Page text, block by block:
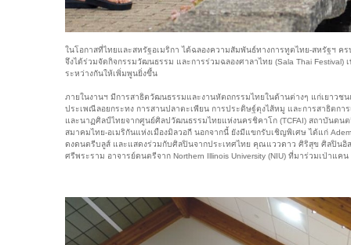
ในโอกาสที่ไทยและสหรัฐอเมริกา ได้ฉลองความสัมพันธ์ทางการทูตไทย-สหรัฐฯ
จึงได้ร่วมจัดกิจกรรมวัฒนธรรม และการร่วมฉลองศาลาไทย (Sala Thai
ระหว่างกันให้เพิ่มพูนยิ่งขึ้น
ภายในงานฯ มีการสาธิตวัฒนธรรมและงานหัตถกรรมไทยในด้านต่างๆ แก่เยาวช
ประเพณีลอยกระทง การสานปลาตะเพียน การประดิษฐ์ตุงไส้หมู และการสาธิตก
และนาฏศิลป์ไทยจากศูนย์ศิลปวัฒนธรรมไทยแห่งนครชิคาโก (TCFAI) สถาบันดน
สมาคมไทย-อเมริกันแห่งเมืองมิลวอกี นอกจากนี้ ยังมีแขกรับเชิญพิเศษ ได้แก่
ดงดนตรีบลูส์ และแสดงร่วมกับศิลปินจากประเทศไทย คุณแววดาว ศิริสุข ศิลปิน
ศรีพระราม อาจารย์ดนตรีจาก Northern Illinois University (NIU) ที่มาร่วมเป่าแ